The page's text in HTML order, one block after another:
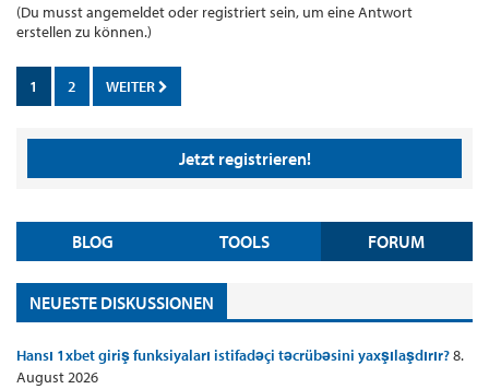
(Du musst angemeldet oder registriert sein, um eine Antwort
erstellen zu können.)
1 2 WEITER
Jetzt registrieren!
BLOG TOOLS FORUM
NEUESTE DISKUSSIONEN
Hansı 1xbet giriş funksiyaları istifadəçi təcrübəsini yaxşılaşdırır?8.
August 2026